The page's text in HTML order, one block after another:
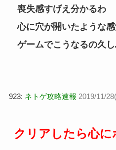
喪失感すげえ分かるわ
心に穴が開いたような
ゲームでこうなるの久
923: ネトゲ攻略速報 2019/11/
クリアしたら心